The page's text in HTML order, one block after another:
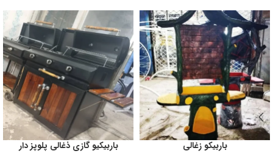
باربیکو زغالی
باربیکیو گازی ذغالی پلوپز دار